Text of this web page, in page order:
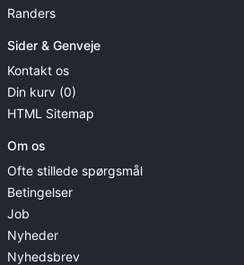
Randers
Sider & Genveje
Kontakt os
Din kurv (0)
HTML Sitemap
Om os
Ofte stillede spørgsmål
Betingelser
Job
Nyheder
Nyhedsbrev